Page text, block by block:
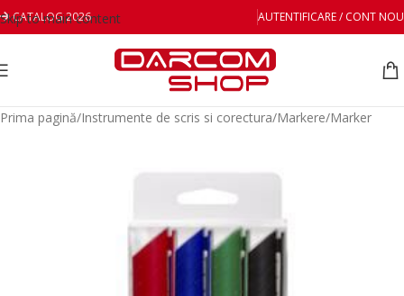
Skip to main content
CATALOG 2026 AUTENTIFICARE / CONT NOU
Prima pagină/Instrumente de scris si corectura/Markere/Marker